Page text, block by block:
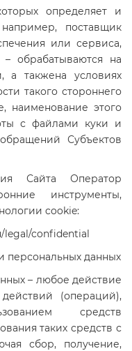
определяет и
поставщик
или сервиса,
обрабатываются на
а такжена условиях
такого стороннего
наименование этого
с файлами куки и
Субъектов
Сайта Оператор
инструменты,
cookie:
legal/confidential
персональных данных
– любое действие
(операций),
средств
таких средств с
сбор, получение,